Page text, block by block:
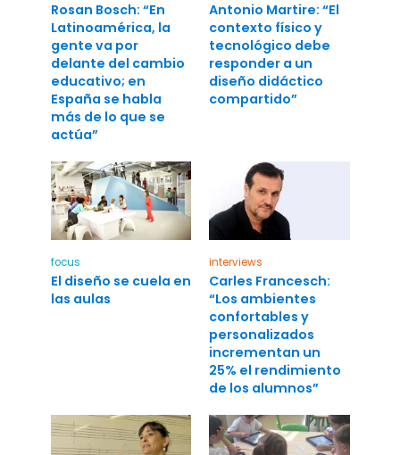
Rosan Bosch: “En
Latinoamérica, la
gente va por
delante del cambio
educativo; en
España se habla
más de lo que se
actúa”
Antonio Martire: “El
contexto físico y
tecnológico debe
responder a un
diseño didáctico
compartido”
focus
El diseño se cuela en
las aulas
interviews
Carles Francesch:
“Los ambientes
confortables y
personalizados
incrementan un
25% el rendimiento
de los alumnos”